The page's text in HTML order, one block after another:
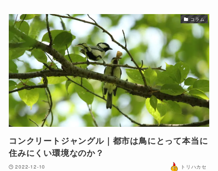
コラム
コンクリートジャングル｜都市は鳥にとって本当に
住みにくい環境なのか？
2022-12-10 トリハカセ